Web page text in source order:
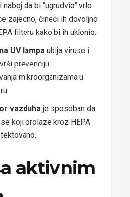
da bi “ugrudvio” vrlo
zajedno, čineći ih dovoljno
filteru kako bi ih uklonio.
UV lampa ubija viruse i
prevenciju
mikroorganizama u
vazduha je sposoban da
koji prolaze kroz HEPA
aktivnim